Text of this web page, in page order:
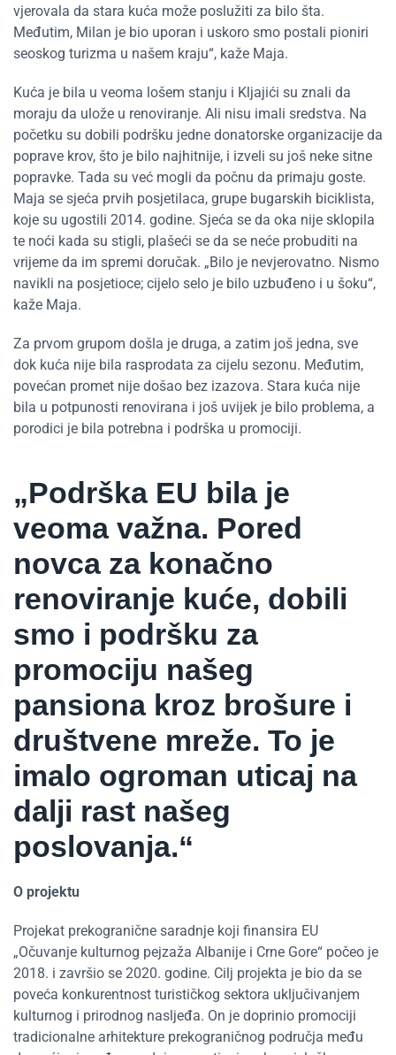
vjerovala da stara kuća može poslužiti za bilo šta.
Međutim, Milan je bio uporan i uskoro smo postali pioniri
seoskog turizma u našem kraju“, kaže Maja.
Kuća je bila u veoma lošem stanju i Kljajići su znali da
moraju da ulože u renoviranje. Ali nisu imali sredstva. Na
početku su dobili podršku jedne donatorske organizacije da
poprave krov, što je bilo najhitnije, i izveli su još neke sitne
popravke. Tada su već mogli da počnu da primaju goste.
Maja se sjeća prvih posjetilaca, grupe bugarskih biciklista,
koje su ugostili 2014. godine. Sjeća se da oka nije sklopila
te noći kada su stigli, plašeći se da se neće probuditi na
vrijeme da im spremi doručak. „Bilo je nevjerovatno. Nismo
navikli na posjetioce; cijelo selo je bilo uzbuđeno i u šoku“,
kaže Maja.
Za prvom grupom došla je druga, a zatim još jedna, sve
dok kuća nije bila rasprodata za cijelu sezonu. Međutim,
povećan promet nije došao bez izazova. Stara kuća nije
bila u potpunosti renovirana i još uvijek je bilo problema, a
porodici je bila potrebna i podrška u promociji.
„Podrška EU bila je
veoma važna. Pored
novca za konačno
renoviranje kuće, dobili
smo i podršku za
promociju našeg
pansiona kroz brošure i
društvene mreže. To je
imalo ogroman uticaj na
dalji rast našeg
poslovanja.“
O projektu
Projekat prekogranične saradnje koji finansira EU
„Očuvanje kulturnog pejzaža Albanije i Crne Gore“ počeo je
2018. i završio se 2020. godine. Cilj projekta je bio da se
poveća konkurentnost turističkog sektora uključivanjem
kulturnog i prirodnog nasljeđa. On je doprinio promociji
tradicionalne arhitekture prekograničnog područja među